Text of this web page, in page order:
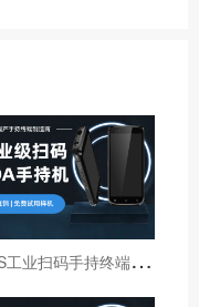
N
73S工业扫码手持终端｜6寸仓库出入库PDA扫码枪